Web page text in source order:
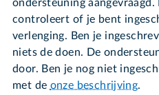
ondersteuning
controleert of je bent
verlenging. Ben je
niets de doen. De
door. Ben je nog niet
met de onze beschrijving.